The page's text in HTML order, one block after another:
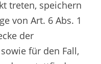
treten, speichern
von Art. 6 Abs. 1
der
für den Fall,